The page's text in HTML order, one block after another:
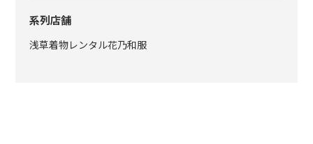
系列店舗
浅草着物レンタル花乃和服